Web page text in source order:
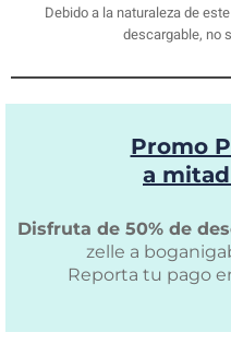
Debido a la naturaleza de
descargable, no
Promo
a
Disfruta de 50% de
zelle a
Reporta tu pago